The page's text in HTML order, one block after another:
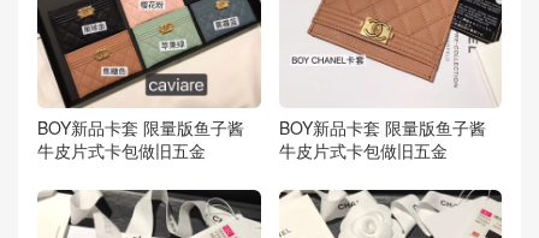
BOY新品卡套 限量版鱼子酱
牛皮片式卡包做旧五金
BOY新品卡套 限量版鱼子酱
牛皮片式卡包做旧五金